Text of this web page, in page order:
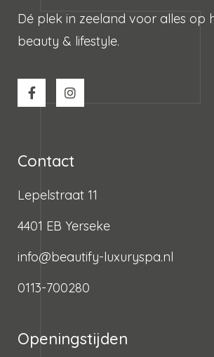
Dé plek in zeeland voor alles op
beauty & lifestyle.
Contact
Lepelstraat 11
4401 EB Yerseke
info@beautify-luxuryspa.nl
0113-700280
Openingstijden